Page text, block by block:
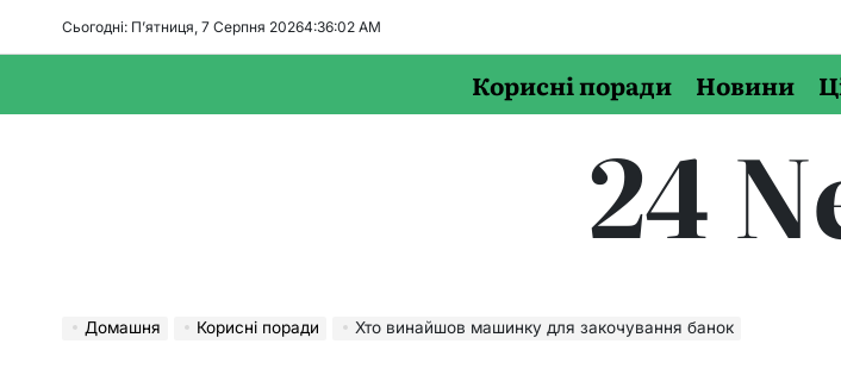
Сьогодні: П’ятниця, 7 Серпня 20264:36:03 AM
Корисні поради Новини
24
Домашня Корисні поради Хто винайшов машинку для закочування банок